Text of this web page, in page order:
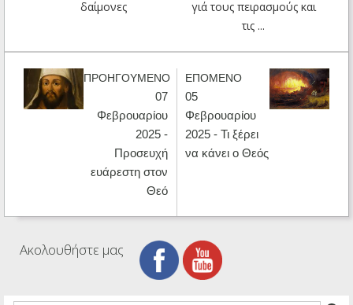
δαίμονες
γιά τους πειρασμούς και
τις ...
ΠΡΟΗΓΟΥΜΕΝΟ
07
Φεβρουαρίου
2025 -
Προσευχή
ευάρεστη στον
Θεό
ΕΠΟΜΕΝΟ
05
Φεβρουαρίου
2025 - Τι ξέρει
να κάνει ο Θεός
Ακολουθήστε μας